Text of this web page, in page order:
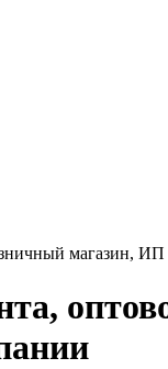
магазин,